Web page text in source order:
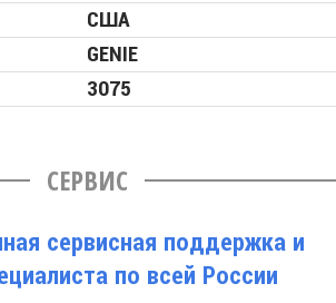
США
GENIE
3075
СЕРВИС
сервисная поддержка и
по всей России